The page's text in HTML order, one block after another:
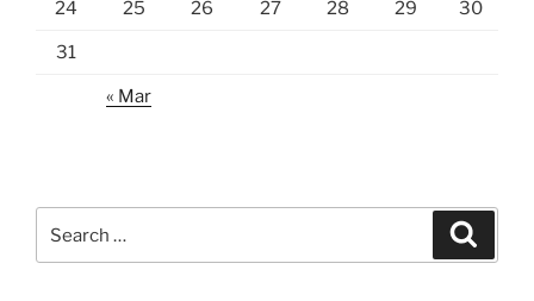
24 25 26 27 28 29 30
31
« Mar
for: